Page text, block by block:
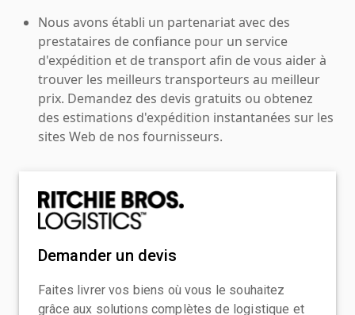
Nous avons établi un partenariat avec des
prestataires de confiance pour un service
d'expédition et de transport afin de vous aider à
trouver les meilleurs transporteurs au meilleur
prix. Demandez des devis gratuits ou obtenez
des estimations d'expédition instantanées sur les
sites Web de nos fournisseurs.
Demander un devis
Faites livrer vos biens où vous le souhaitez
grâce aux solutions complètes de logistique et